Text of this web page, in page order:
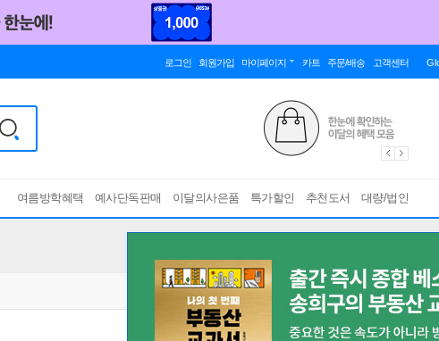
로그인 회원가입 마이페이지 카트 주문/배송 고객센터
여름방학혜택 예사단독판매 이달의사은품 특가할인 추천도서 대량/법인